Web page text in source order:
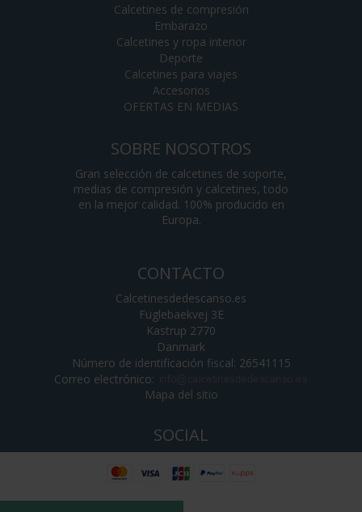
Calcetines de compresión
Embarazo
Calcetines y ropa interior
Deporte
Calcetines para viajes
Accesorios
OFERTAS EN MEDIAS
SOBRE NOSOTROS
Gran selección de calcetines de soporte,
medias de compresión y calcetines, todo
en la mejor calidad. 100% producido en
Europa.
CONTACTO
Calcetinesdedescanso.es
Fuglebaekvej 3E
Kastrup 2770
Danmark
Número de identificación fiscal: 26541115
Correo electrónico:
Mapa del sitio
SOCIAL